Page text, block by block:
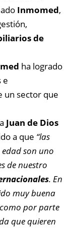
Inmomed,
de
ha logrado
e
un sector que
Juan de Dios
a que “las
son uno
de nuestro
. En
muy buena
por parte
que quieren